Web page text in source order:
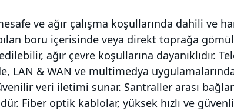
ve ağır çalışma koşullarında dahili ve
boru içerisinde veya direkt toprağa
ağır çevre koşullarına dayanıklıdır.
LAN & WAN ve multimedya
veri iletimi sunar. Santraller arası
Fiber optik kablolar, yüksek hızlı ve